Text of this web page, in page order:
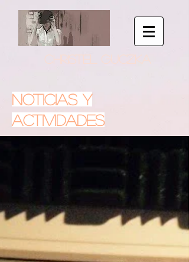
CHRISTEL GUCZKA
NOTICIAS Y
ACTIVIDADES